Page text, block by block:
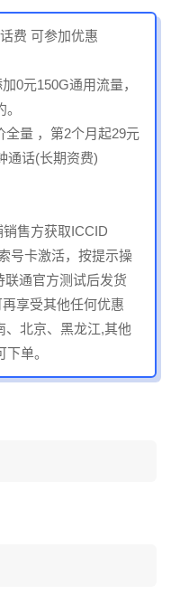
费 可参加优惠
0元150G通用流量，
全量 ，第2个月起29元
通话(长期资费)
售方获取ICCID
号卡激活，按提示操
通官方测试后发货
享受其他任何优惠
、北京、黑龙江,其他
单。